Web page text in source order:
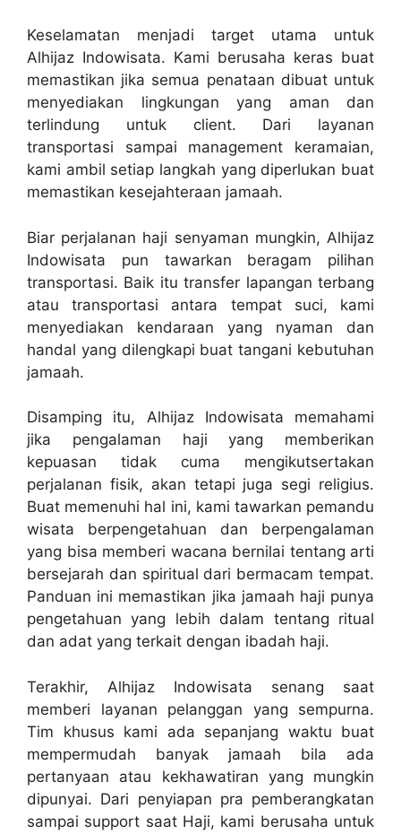
Keselamatan menjadi target utama untuk
Alhijaz Indowisata. Kami berusaha keras buat
memastikan jika semua penataan dibuat untuk
menyediakan lingkungan yang aman dan
terlindung untuk client. Dari layanan
transportasi sampai management keramaian,
kami ambil setiap langkah yang diperlukan buat
memastikan kesejahteraan jamaah.
Biar perjalanan haji senyaman mungkin, Alhijaz
Indowisata pun tawarkan beragam pilihan
transportasi. Baik itu transfer lapangan terbang
atau transportasi antara tempat suci, kami
menyediakan kendaraan yang nyaman dan
handal yang dilengkapi buat tangani kebutuhan
jamaah.
Disamping itu, Alhijaz Indowisata memahami
jika pengalaman haji yang memberikan
kepuasan tidak cuma mengikutsertakan
perjalanan fisik, akan tetapi juga segi religius.
Buat memenuhi hal ini, kami tawarkan pemandu
wisata berpengetahuan dan berpengalaman
yang bisa memberi wacana bernilai tentang arti
bersejarah dan spiritual dari bermacam tempat.
Panduan ini memastikan jika jamaah haji punya
pengetahuan yang lebih dalam tentang ritual
dan adat yang terkait dengan ibadah haji.
Terakhir, Alhijaz Indowisata senang saat
memberi layanan pelanggan yang sempurna.
Tim khusus kami ada sepanjang waktu buat
mempermudah banyak jamaah bila ada
pertanyaan atau kekhawatiran yang mungkin
dipunyai. Dari penyiapan pra pemberangkatan
sampai support saat Haji, kami berusaha untuk